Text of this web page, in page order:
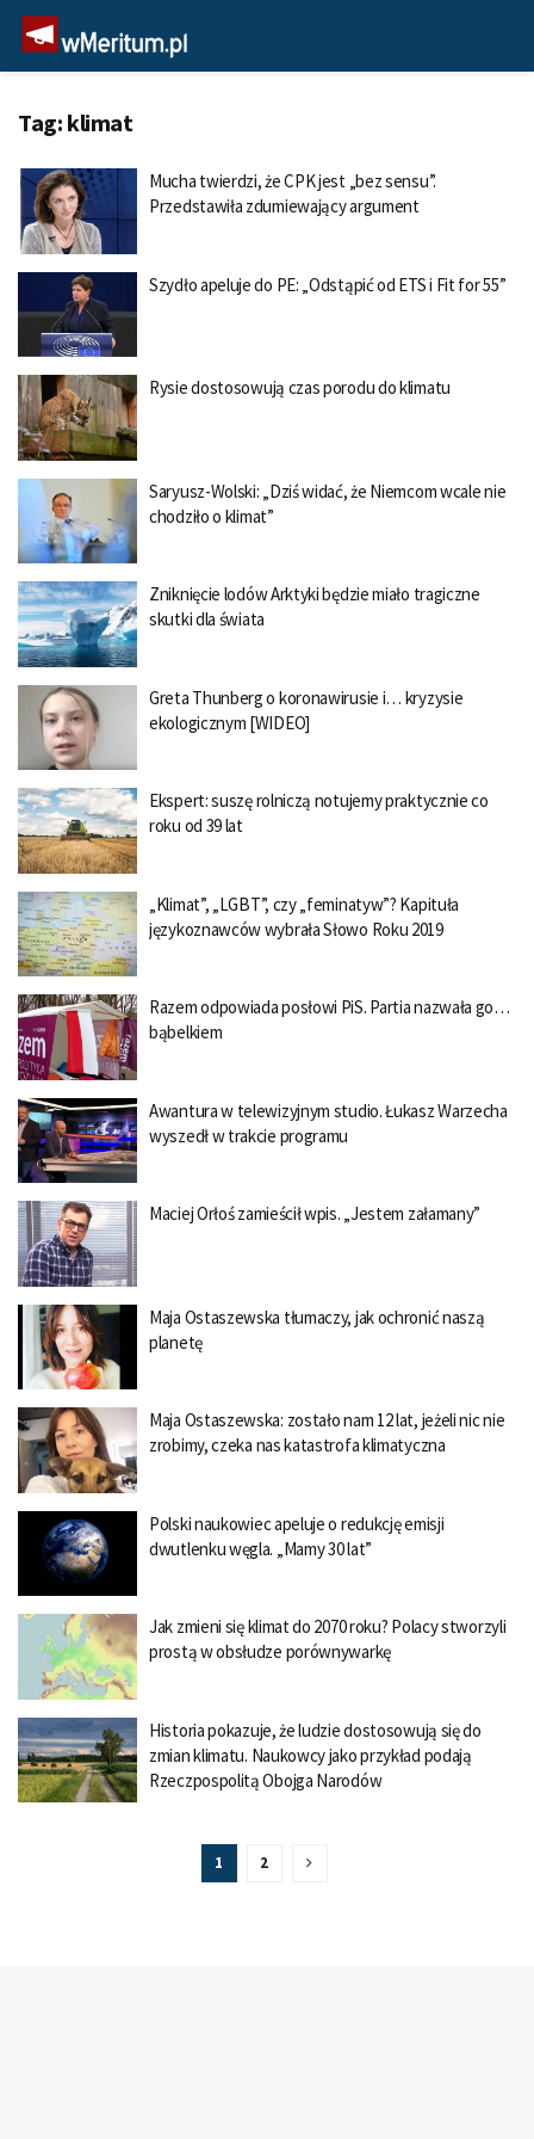
Tag: klimat
Mucha twierdzi, że CPK jest „bez sensu”.
Przedstawiła zdumiewający argument
Szydło apeluje do PE: „Odstąpić od ETS i Fit for 55”
Rysie dostosowują czas porodu do klimatu
Saryusz-Wolski: „Dziś widać, że Niemcom wcale nie
chodziło o klimat”
Zniknięcie lodów Arktyki będzie miało tragiczne
skutki dla świata
Greta Thunberg o koronawirusie i… kryzysie
ekologicznym [WIDEO]
Ekspert: suszę rolniczą notujemy praktycznie co
roku od 39 lat
„Klimat”, „LGBT”, czy „feminatyw”? Kapituła
językoznawców wybrała Słowo Roku 2019
Razem odpowiada posłowi PiS. Partia nazwała go…
bąbelkiem
Awantura w telewizyjnym studio. Łukasz Warzecha
wyszedł w trakcie programu
Maciej Orłoś zamieścił wpis. „Jestem załamany”
Maja Ostaszewska tłumaczy, jak ochronić naszą
planetę
Maja Ostaszewska: zostało nam 12 lat, jeżeli nic nie
zrobimy, czeka nas katastrofa klimatyczna
Polski naukowiec apeluje o redukcję emisji
dwutlenku węgla. „Mamy 30 lat”
Jak zmieni się klimat do 2070 roku? Polacy stworzyli
prostą w obsłudze porównywarkę
Historia pokazuje, że ludzie dostosowują się do
zmian klimatu. Naukowcy jako przykład podają
Rzeczpospolitą Obojga Narodów
1 2